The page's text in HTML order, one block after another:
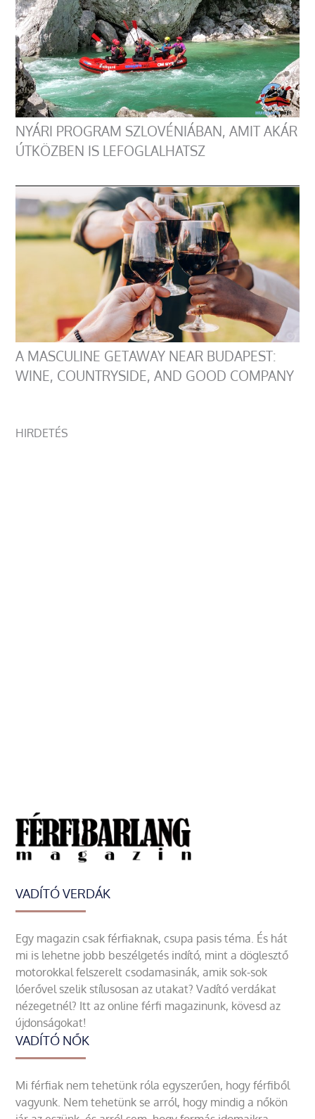
NYÁRI PROGRAM SZLOVÉNIÁBAN, AMIT AKÁR
ÚTKÖZBEN IS LEFOGLALHATSZ
A MASCULINE GETAWAY NEAR BUDAPEST:
WINE, COUNTRYSIDE, AND GOOD COMPANY
HIRDETÉS
VADÍTÓ VERDÁK
Egy magazin csak férfiaknak, csupa pasis téma. És hát
mi is lehetne jobb beszélgetés indító, mint a döglesztő
motorokkal felszerelt csodamasinák, amik sok-sok
lóerővel szelik stílusosan az utakat? Vadító verdákat
nézegetnél? Itt az online férfi magazinunk, kövesd az
újdonságokat!
VADÍTÓ NŐK
Mi férfiak nem tehetünk róla egyszerűen, hogy férfiből
vagyunk. Nem tehetünk se arról, hogy mindig a nőkön